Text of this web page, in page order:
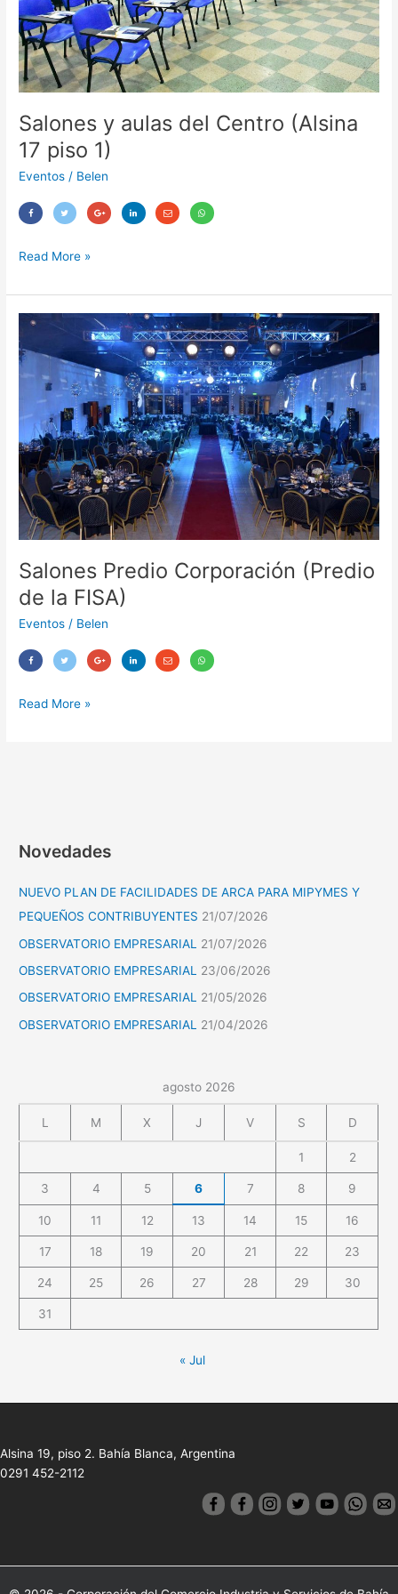
Salones y aulas del Centro (Alsina
17 piso 1)
Eventos / Belen
1)
Read More »
Salones Predio Corporación (Predio
de la FISA)
Eventos / Belen
Salones
Predio
Corporación
(Predio
la
FISA)
Read More »
Novedades
NUEVO PLAN DE FACILIDADES DE ARCA PARA MIPYMES Y
PEQUEÑOS CONTRIBUYENTES 21/07/2026
OBSERVATORIO EMPRESARIAL
21/07/2026
OBSERVATORIO EMPRESARIAL
23/06/2026
OBSERVATORIO EMPRESARIAL 21/05/2026
OBSERVATORIO EMPRESARIAL
21/04/2026
agosto 2026
L M X J V S D
1 2
3 4 5 6 7 8 9
10 11 12 13 14 15 16
17 18 19 20 21 22 23
24 25 26 27 28 29 30
31
« Jul
Alsina 19, piso 2. Bahía Blanca, Argentina
0291 452-2112